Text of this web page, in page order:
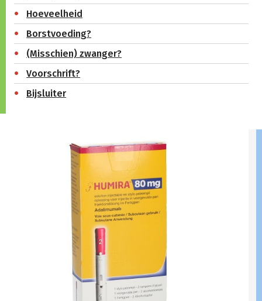
Hoeveelheid
Borstvoeding?
(Misschien) zwanger?
Voorschrift?
Bijsluiter